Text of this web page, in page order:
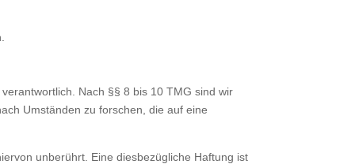
Nach §§ 8 bis 10 TMG sind wir
Umständen zu forschen, die auf eine
unberührt. Eine diesbezügliche Haftung ist